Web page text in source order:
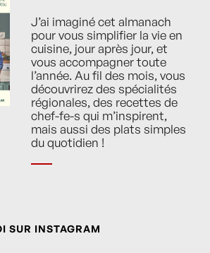
J’ai imaginé cet almanach
pour vous simplifier la vie en
cuisine, jour après jour, et
vous accompagner toute
l’année. Au fil des mois, vous
découvrirez des spécialités
régionales, des recettes de
chef-fe-s qui m’inspirent,
mais aussi des plats simples
du quotidien !
SUR INSTAGRAM